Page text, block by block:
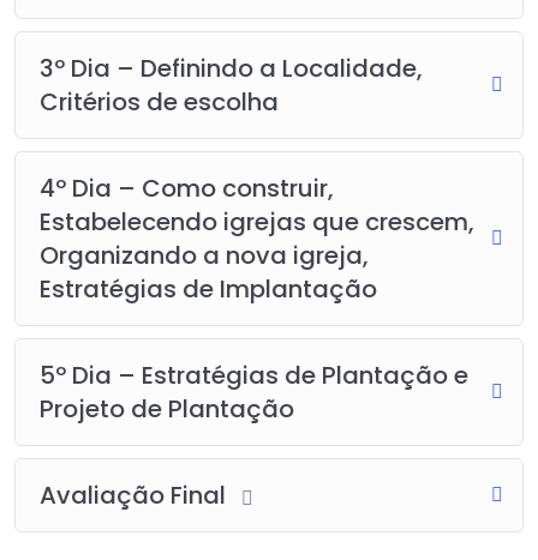
3º Dia – Definindo a Localidade,
Critérios de escolha
4º Dia – Como construir,
Estabelecendo igrejas que crescem,
Organizando a nova igreja,
Estratégias de Implantação
5º Dia – Estratégias de Plantação e
Projeto de Plantação
Avaliação Final